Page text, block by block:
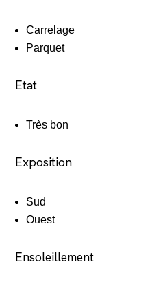
Carrelage
Parquet
Etat
Très bon
Exposition
Sud
Ouest
Ensoleillement